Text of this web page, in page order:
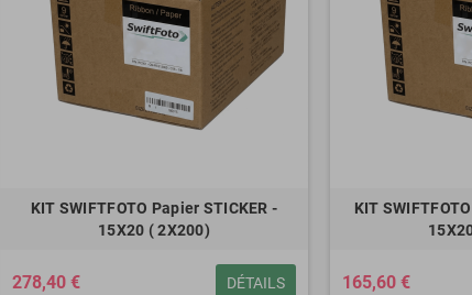
KIT SWIFTFOTO Papier STICKER -
15X20 ( 2X200)
278,40 € DÉTAILS
KIT
165,60 €